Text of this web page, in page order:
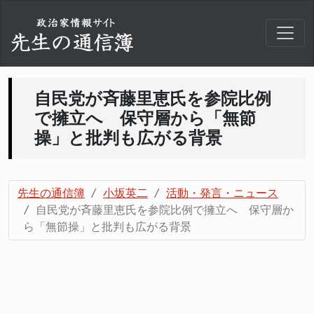
自民党が斉藤里恵氏を参院比例
で擁立へ 保守層から「無節
操」と批判も広がる背景
先生の通信簿 小坂英二
活動・発言・ニュース
自民党が斉藤里恵氏を参院比例で擁立へ 保守層か
ら「無節操」と批判も広がる背景